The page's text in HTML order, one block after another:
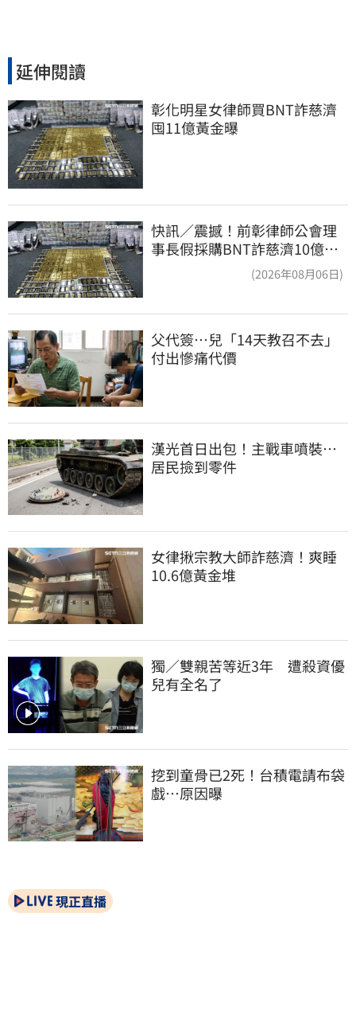
延伸閱讀
彰化明星女律師買BNT詐慈濟
囤11億黃金曝
快訊／震撼！前彰律師公會理
事長假採購BNT詐慈濟10億、
洗錢囤232kg黃金(2026年08月06日)
父代簽…兒「14天教召不去」
付出慘痛代價
漢光首日出包！主戰車噴裝…
居民撿到零件
女律揪宗教大師詐慈濟！爽睡
10.6億黃金堆
獨／雙親苦等近3年　遭殺資優
兒有全名了
挖到童骨已2死！台積電請布袋
戲…原因曝
現正直播